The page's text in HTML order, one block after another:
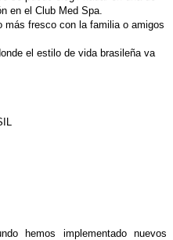
en el Club Med Spa.
más fresco con la familia o amigos
el estilo de vida brasileña va
hemos implementado nuevos